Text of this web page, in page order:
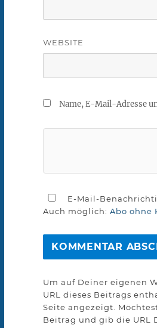
WEBSITE
Name, E-Mail-Adresse
E-Mail-
Auch möglich: Abo ohne
Um auf Deiner eigenen
URL dieses Beitrags
Seite angezeigt.
Beitrag und gib die URL